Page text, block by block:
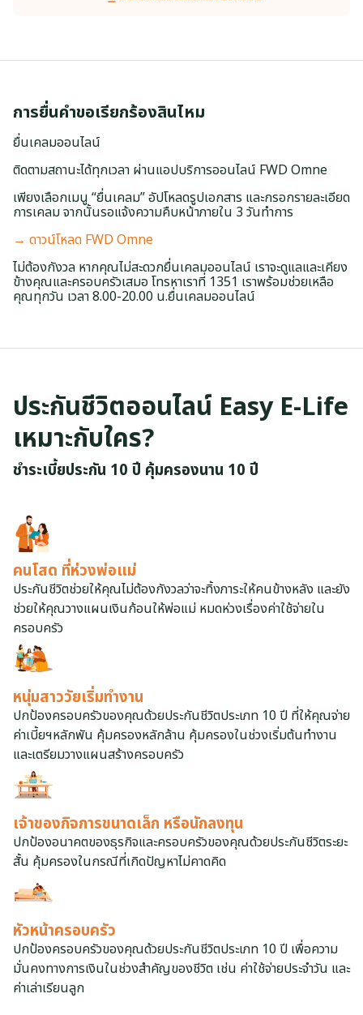
การยื่นคำขอเรียกร้องสินไหม
ยื่นเคลมออนไลน์
ติดตามสถานะได้ทุกเวลา ผ่านแอปบริการออนไลน์ FWD Omne
เพียงเลือกเมนู “ยื่นเคลม” อัปโหลดรูปเอกสาร และกรอกรายละเอียด
การเคลม จากนั้นรอแจ้งความคืบหน้าภายใน 3 วันทำการ
→ ดาวน์โหลด FWD Omne
ไม่ต้องกังวล หากคุณไม่สะดวกยื่นเคลมออนไลน์ เราจะดูแลและเคียง
ข้างคุณและครอบครัวเสมอ โทรหาเราที่ 1351 เราพร้อมช่วยเหลือ
คุณทุกวัน เวลา 8.00-20.00 น.ยื่นเคลมออนไลน์
ประกันชีวิตออนไลน์ Easy E-Life
เหมาะกับใคร?
ชำระเบี้ยประกัน 10 ปี คุ้มครองนาน 10 ปี
คนโสด ที่ห่วงพ่อแม่
ประกันชีวิตช่วยให้คุณไม่ต้องกังวลว่าจะทิ้งภาระให้คนข้างหลัง และยัง
ช่วยให้คุณวางแผนเงินก้อนให้พ่อแม่ หมดห่วงเรื่องค่าใช้จ่ายใน
ครอบครัว
หนุ่มสาววัยเริ่มทำงาน
ปกป้องครอบครัวของคุณด้วยประกันชีวิตประเภท 10 ปี ที่ให้คุณจ่าย
ค่าเบี้ยฯหลักพัน คุ้มครองหลักล้าน คุ้มครองในช่วงเริ่มต้นทำงาน
และเตรียมวางแผนสร้างครอบครัว
เจ้าของกิจการขนาดเล็ก หรือนักลงทุน
ปกป้องอนาคตของธุรกิจและครอบครัวของคุณด้วยประกันชีวิตระยะ
สั้น คุ้มครองในกรณีที่เกิดปัญหาไม่คาดคิด
หัวหน้าครอบครัว
ปกป้องครอบครัวของคุณด้วยประกันชีวิตประเภท 10 ปี เพื่อความ
มั่นคงทางการเงินในช่วงสำคัญของชีวิต เช่น ค่าใช้จ่ายประจำวัน และ
ค่าเล่าเรียนลูก